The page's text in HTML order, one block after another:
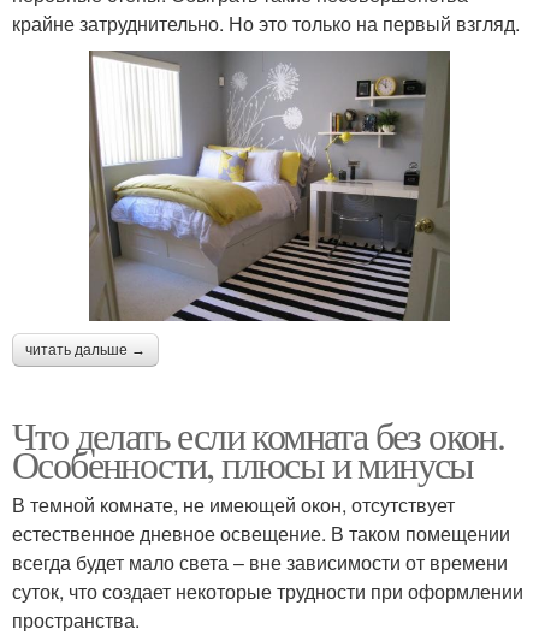
крайне затруднительно. Но это только на первый взгляд.
читать дальше →
Что делать если комната без окон.
Особенности, плюсы и минусы
В темной комнате, не имеющей окон, отсутствует
естественное дневное освещение. В таком помещении
всегда будет мало света – вне зависимости от времени
суток, что создает некоторые трудности при оформлении
пространства.